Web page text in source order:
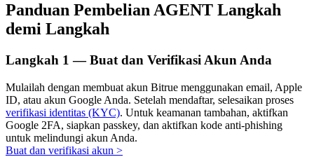
Investasi Otomatis
Raih keuntungan jangka panjang dan kepentingan fleksibel
Panduan Pembelian AGENT Langkah
demi Langkah
Langkah 1 —Buat dan Verifikasi Akun Anda
Mulailah dengan membuat akun Bitrue menggunakan email, Apple
ID, atau akun Google Anda. Setelah mendaftar, selesaikan proses
verifikasi identitas (KYC). Untuk keamanan tambahan, aktifkan
Google 2FA, siapkan passkey, dan aktifkan kode anti-phishing
untuk melindungi akun Anda.
Buat dan verifikasi akun >